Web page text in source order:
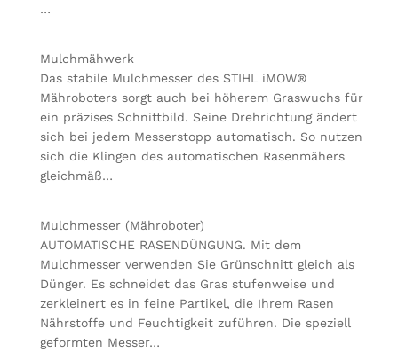
…
Mulchmähwerk
Das stabile Mulchmesser des STIHL iMOW®
Mähroboters sorgt auch bei höherem Graswuchs für
ein präzises Schnittbild. Seine Drehrichtung ändert
sich bei jedem Messerstopp automatisch. So nutzen
sich die Klingen des automatischen Rasenmähers
gleichmäß…
Mulchmesser (Mähroboter)
AUTOMATISCHE RASENDÜNGUNG. Mit dem
Mulchmesser verwenden Sie Grünschnitt gleich als
Dünger. Es schneidet das Gras stufenweise und
zerkleinert es in feine Partikel, die Ihrem Rasen
Nährstoffe und Feuchtigkeit zuführen. Die speziell
geformten Messer…